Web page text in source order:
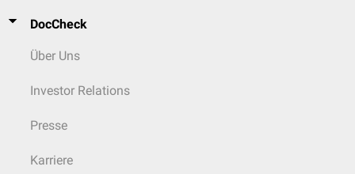
DocCheck
Über Uns
Investor Relations
Presse
Karriere